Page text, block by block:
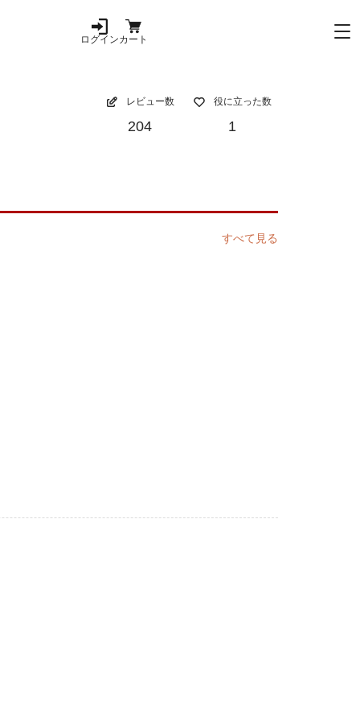
ログインカート
レビュー数
204
役に立った数
1
すべて見る